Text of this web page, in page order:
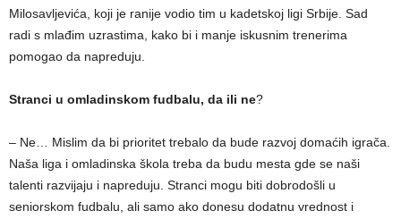
Milosavljevića, koji je ranije vodio tim u kadetskoj ligi Srbije. Sad
radi s mlađim uzrastima, kako bi i manje iskusnim trenerima
pomogao da napreduju.
Stranci u omladinskom fudbalu, da ili ne?
– Ne… Mislim da bi prioritet trebalo da bude razvoj domaćih igrača.
Naša liga i omladinska škola treba da budu mesta gde se naši
talenti razvijaju i napreduju. Stranci mogu biti dobrodošli u
seniorskom fudbalu, ali samo ako donesu dodatnu vrednost i